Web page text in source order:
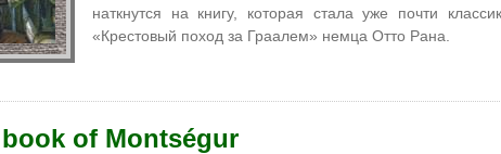
наткнутся на книгу, которая стала уже почти
«Крестовый поход за Граалем» немца Отто Рана.
of Montségur